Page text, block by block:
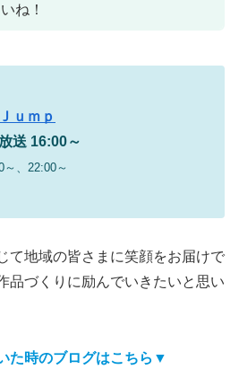
ね！
ｕｍｐ
送 16:00～
～、22:00～
て地域の皆さまに笑顔をお届けで
品づくりに励んでいきたいと思い
た時のブログはこちら▼